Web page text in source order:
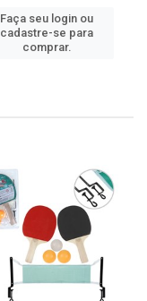
Faça seu login ou
cadastre-se para
comprar.